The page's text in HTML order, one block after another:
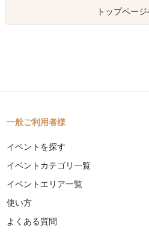
トップペー
一般ご利用者様
イベントを探す
イベントカテゴリ一覧
イベントエリア一覧
使い方
よくある質問